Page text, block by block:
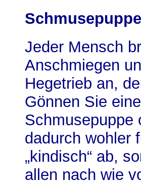
Jeder Mensch
Anschmiegen
Hegetrieb an,
Gönnen Sie
Schmusepuppe
dadurch wohler
„kindisch“ ab,
allen nach wie